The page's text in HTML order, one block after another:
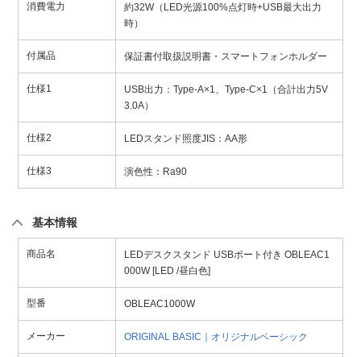
消費電力
約32W（LED光源100%点灯時+USB最大出力
時）
付属品 保証書付取扱説明書・スマートフォンホルダー
仕様1
USB出力：Type-A×1、Type-C×1（合計出力5V
3.0A）
仕様2 LEDスタンド照度JIS：AA形
仕様3 演色性：Ra90
基本情報
商品名
LEDデスクスタンド USBポート付き OBLEAC1
000W [LED /昼白色]
型番 OBLEAC1000W
メーカー ORIGINAL BASIC｜オリジナルベーシック